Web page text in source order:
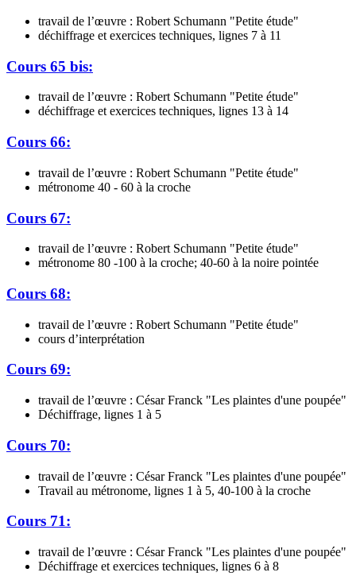
travail de l’œuvre : Robert Schumann "Petite étude"
déchiffrage et exercices techniques, lignes 7 à 11
Cours 65 bis:
travail de l’œuvre : Robert Schumann "Petite étude"
déchiffrage et exercices techniques, lignes 13 à 14
Cours 66:
travail de l’œuvre : Robert Schumann "Petite étude"
métronome 40 - 60 à la croche
Cours 67:
travail de l’œuvre : Robert Schumann "Petite étude"
métronome 80 -100 à la croche; 40-60 à la noire pointée
Cours 68:
travail de l’œuvre : Robert Schumann "Petite étude"
cours d’interprétation
Cours 69:
travail de l’œuvre : César Franck "Les plaintes d'une poupée"
Déchiffrage, lignes 1 à 5
Cours 70:
travail de l’œuvre : César Franck "Les plaintes d'une poupée"
Travail au métronome, lignes 1 à 5, 40-100 à la croche
Cours 71:
travail de l’œuvre : César Franck "Les plaintes d'une poupée"
Déchiffrage et exercices techniques, lignes 6 à 8